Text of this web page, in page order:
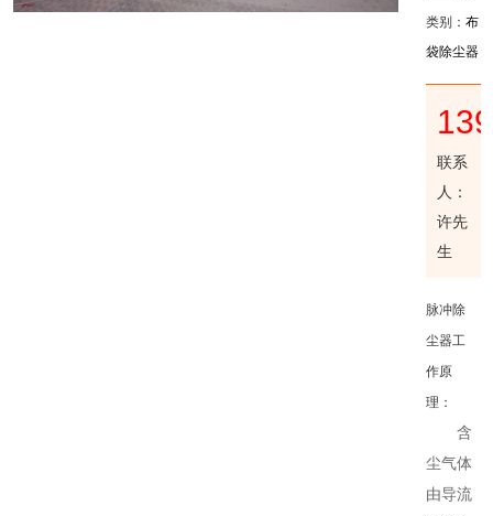
类别：布
袋除尘器
联系
人：
许先
生
脉冲除
尘器工
作原
理：
含
尘气体
由导流